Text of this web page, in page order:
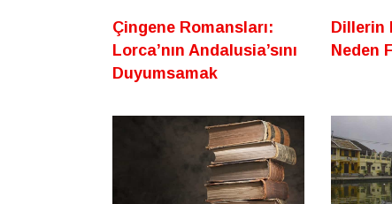
Çingene Romansları:
Lorca’nın Andalusia’sını
Duyumsamak
Dillerin
Neden